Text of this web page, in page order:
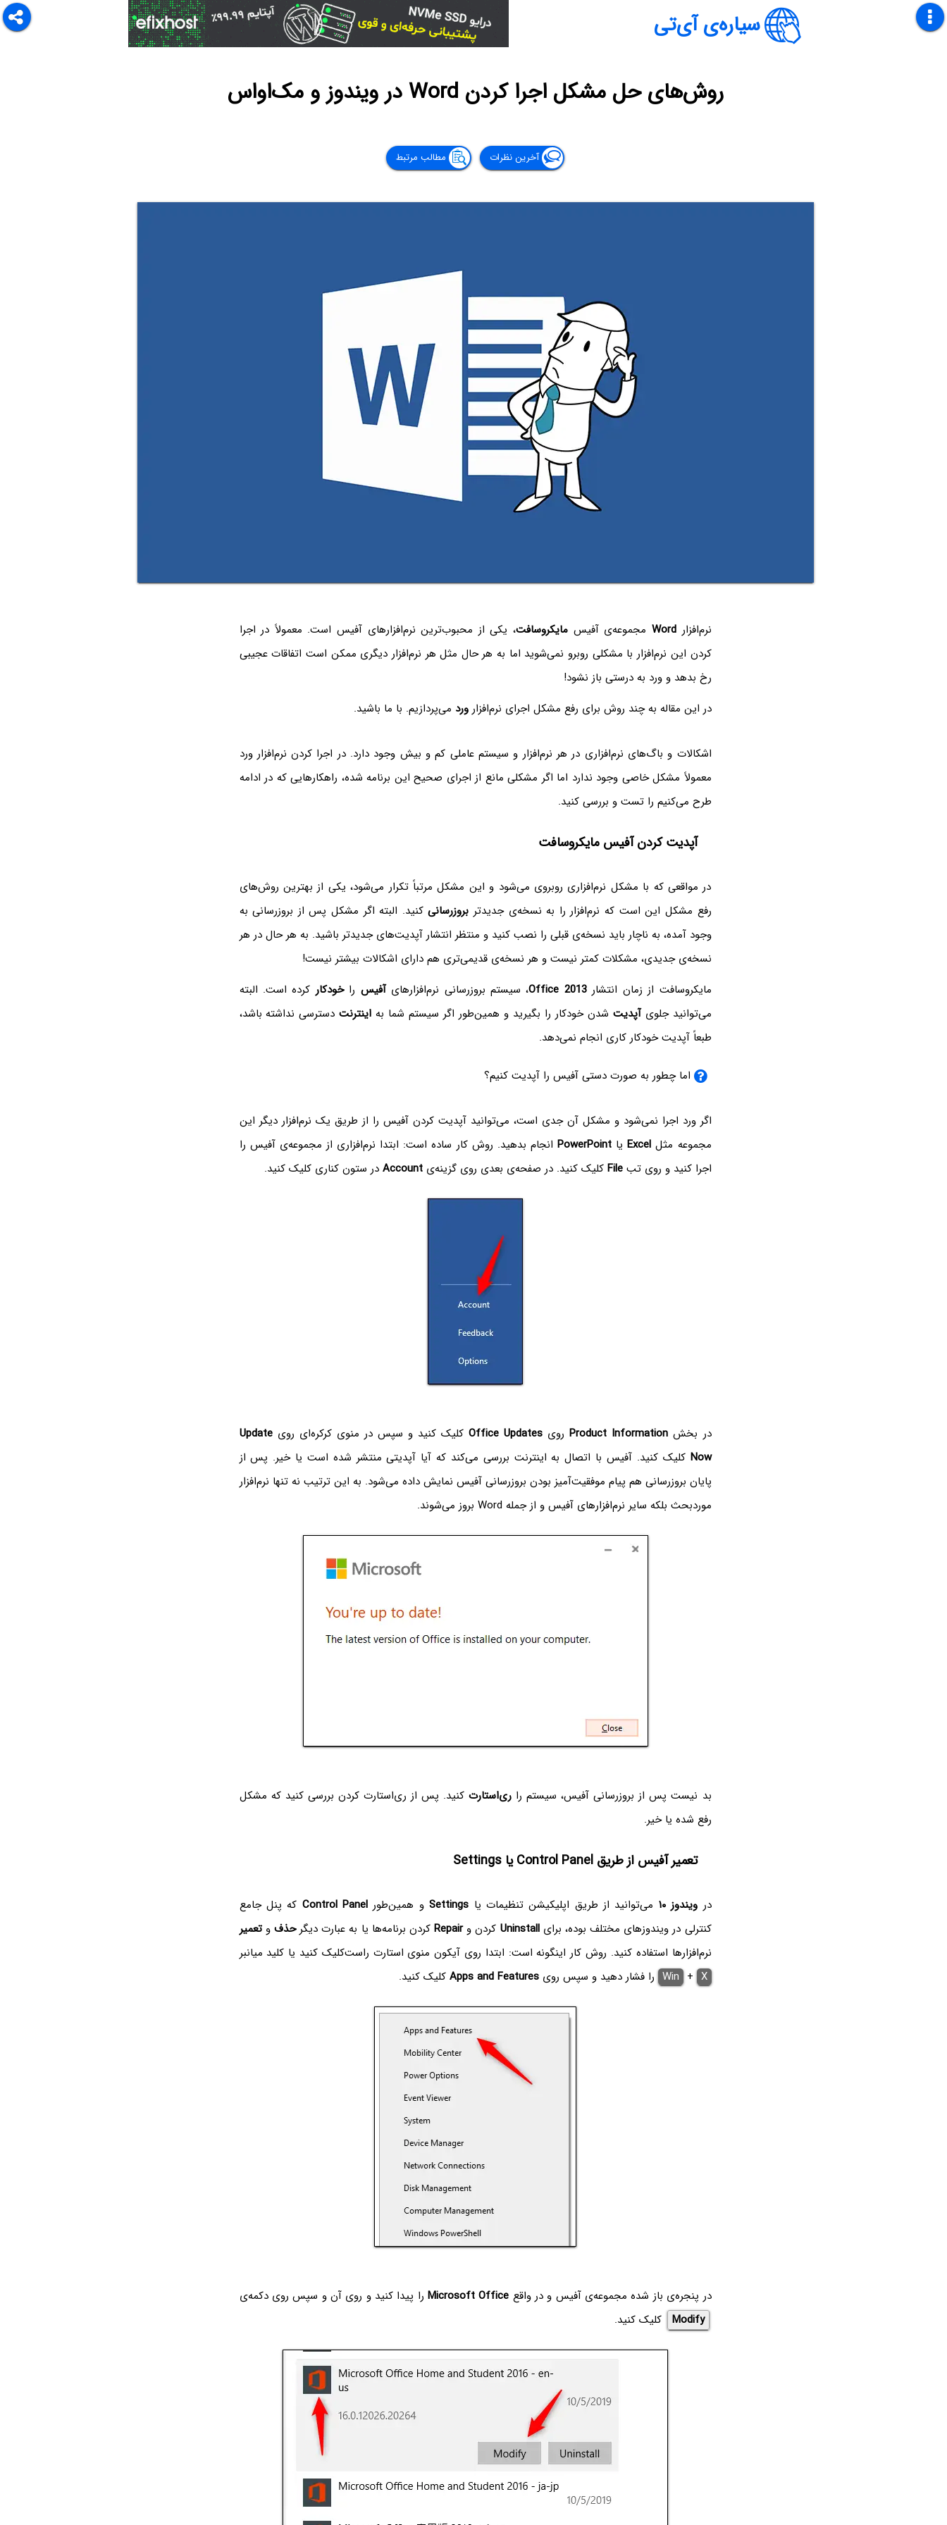
سیاره‌ی آی‌تی
روش‌های حل مشکل اجرا کردن Word در ویندوز و مک‌او‌اس
آخرین نظرات مطالب مرتبط
نرم‌افزارWord مجموعه‌ی آفیس مایکروسافت، یکی از محبوب‌ترین نرم‌افزارهای آفیس است. معمولاً در اجرا
کردن این نرم‌افزار با مشکلی روبرو نمی‌شوید اما به هر حال مثل هر نرم‌افزار دیگری ممکن است اتفاقات عجیبی
رخ بدهد و ورد به درستی باز نشود!
در این مقاله به چند روش برای رفع مشکل اجرای نرم‌افزارورد می‌پردازیم. با ما باشید.
اشکالات و باگ‌های نرم‌افزاری در هر نرم‌افزار و سیستم عاملی کم و بیش وجود دارد. در اجرا کردن نرم‌افزار ورد
معمولاً مشکل خاصی وجود ندارد اما اگر مشکلی مانع از اجرای صحیح این برنامه شده، راهکارهایی که در ادامه
طرح می‌کنیم را تست و بررسی کنید.
آپدیت کردن آفیس مایکروسافت
در مواقعی که با مشکل نرم‌افزاری روبروی می‌شود و این مشکل مرتباً تکرار می‌شود، یکی از بهترین روش‌های
رفع مشکل این است که نرم‌افزار را به نسخه‌ی جدیدتر بروزرسانیکنید. البته اگر مشکل پس از بروزرسانی به
وجود آمده، به ناچار باید نسخه‌ی قبلی را نصب کنید و منتظر انتشار آپدیت‌های جدیدتر باشید. به هر حال در هر
نسخه‌ی جدیدی، مشکلات کمتر نیست و هر نسخه‌ی قدیمی‌تری هم دارای اشکالات بیشتر نیست!
مایکروسافت از زمان انتشارOffice 2013، سیستم بروزرسانی نرم‌افزارهایآفیس راخودکارکرده است. البته
می‌توانید جلویآپدیت شدن خودکار را بگیرید و همین‌طور اگر سیستم شما به اینترنتدسترسی نداشته باشد،
طبعاً آپدیت خودکار کاری انجام نمی‌دهد.
اما چطور به صورت دستی آفیس را آپدیت کنیم؟
اگر ورد اجرا نمی‌شود و مشکل آن جدی است، می‌توانید آپدیت کردن آفیس را از طریق یک نرم‌افزار دیگر این
مجموعه مثل Excelیا PowerPoint انجام بدهید. روش کار ساده است: ابتدا نرم‌افزاری از مجموعه‌ی آفیس را
اجرا کنید و روی تبFile کلیک کنید. در صفحه‌ی بعدی روی گزینه‌یAccount در ستون کناری کلیک کنید.
در بخش Product Informationروی Office Updatesکلیک کنید و سپس در منوی کرکره‌ای رویUpdate
Now کلیک کنید. آفیس با اتصال به اینترنت بررسی می‌کند که آیا آپدیتی منتشر شده است یا خیر. پس از
پایان بروزرسانی هم پیام موفقیت‌آمیز بودن بروزرسانی آفیس نمایش داده می‌شود. به این ترتیب نه تنها نرم‌افزار
موردبحث بلکه سایر نرم‌افزارهای آفیس و از جمله Word بروز می‌شوند.
بد نیست پس از بروزرسانی آفیس، سیستم را ری‌استارتکنید. پس از ری‌استارت کردن بررسی کنید که مشکل
رفع شده یا خیر.
تعمیر آفیس از طریق Control Panel یا Settings
در ویندوز ۱۰ می‌توانید از طریق اپلیکیشن تنظیمات یا Settingsو همین‌طور Control Panel که پنل جامع
کنترلی در ویندوزهای مختلف بوده، برایUninstall کردن وRepairکردن برنامه‌ها یا به عبارت دیگرحذف وتعمیر
نرم‌افزارها استفاده کنید. روش کار اینگونه است: ابتدا روی آیکون منوی استارت راست‌کلیک کنید یا کلید میانبر
Win + X را فشار دهید و سپس رویApps and Features کلیک کنید.
در پنجره‌ی باز شده مجموعه‌ی آفیس و در واقع Microsoft Office را پیدا کنید و روی آن و سپس روی دکمه‌ی
Modify
کلیک کنید.